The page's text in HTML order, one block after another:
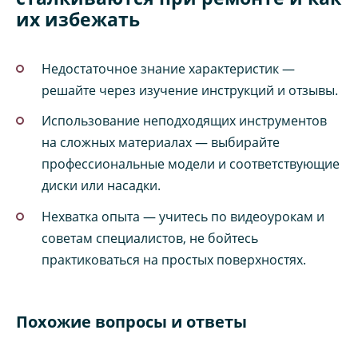
их избежать
Недостаточное знание характеристик —
решайте через изучение инструкций и отзывы.
Использование неподходящих инструментов
на сложных материалах — выбирайте
профессиональные модели и соответствующие
диски или насадки.
Нехватка опыта — учитесь по видеоурокам и
советам специалистов, не бойтесь
практиковаться на простых поверхностях.
Похожие вопросы и ответы